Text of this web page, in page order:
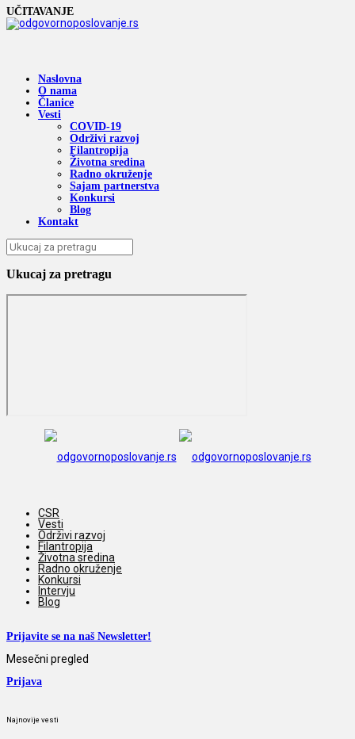
UČITAVANJE
Naslovna
O nama
Članice
Vesti
COVID-19
Održivi razvoj
Filantropija
Životna sredina
Radno okruženje
Sajam partnerstva
Konkursi
Blog
Kontakt
Ukucaj za pretragu
CSR
Vesti
Održivi razvoj
Filantropija
Životna sredina
Radno okruženje
Konkursi
Intervju
Blog
Prijavite se na naš Newsletter!
Mesečni pregled
Prijava
Najnovije vesti